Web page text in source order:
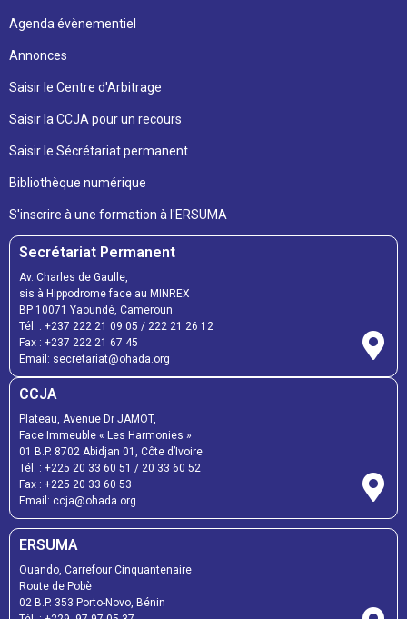
Agenda évènementiel
Annonces
Saisir le Centre d'Arbitrage
Saisir la CCJA pour un recours
Saisir le Sécrétariat permanent
Bibliothèque numérique
S'inscrire à une formation à l'ERSUMA
Secrétariat Permanent
Av. Charles de Gaulle,
sis à Hippodrome face au MINREX
BP 10071 Yaoundé, Cameroun
Tél. : +237 222 21 09 05 / 222 21 26 12
Fax : +237 222 21 67 45
Email: secretariat@ohada.org
CCJA
Plateau, Avenue Dr JAMOT,
Face Immeuble « Les Harmonies »
01 B.P. 8702 Abidjan 01, Côte d’Ivoire
Tél. : +225 20 33 60 51 / 20 33 60 52
Fax : +225 20 33 60 53
Email: ccja@ohada.org
ERSUMA
Ouando, Carrefour Cinquantenaire
Route de Pobè
02 B.P. 353 Porto-Novo, Bénin